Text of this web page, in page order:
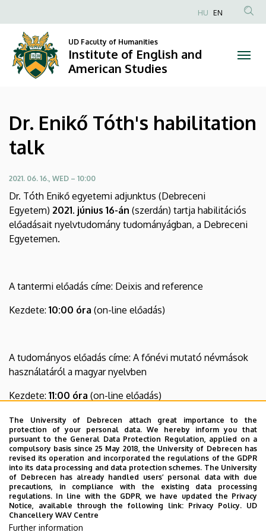
Enikő
Tóth's
habilitation
Institute
of
English
and
Studies
to
content
Anonim
fiók
HU EN
UD Faculty of Humanities
Institute of English and
American Studies
Dr. Enikő Tóth's habilitation
talk
2021. 06. 16., WED – 10:00
Dr. Tóth Enikő egyetemi adjunktus (Debreceni
Egyetem) 2021. június 16-án (szerdán) tartja habilitációs
előadásait nyelvtudomány tudományágban, a Debreceni
Egyetemen.
A tantermi előadás címe: Deixis and reference
Kezdete: 10:00 óra (on-line előadás)
A tudományos előadás címe: A főnévi mutató névmások
használatáról a magyar nyelvben
Kezdete: 11:00 óra (on-line előadás)
Az előadások nyilvánosak, minden érdeklődőt szívesen lát
a Bölcsészettudományi Tudományterületi Habilitációs
Bizottság.
Az előadásokon való részvétel feltétele az elektronikus
regisztráció, amely2021. június 16. 8:00-iglehetséges a
meghívóban található linken keresztül.
The University of Debrecen attach great importance to the
protection of your personal data. We hereby inform you that
pursuant to the General Data Protection Regulation, applied on a
compulsory basis since 25 May 2018, the University of Debrecen has
revised its operation and incorporated the regulations of the GDPR
into its data processing and data protection schemes. The University
of Debrecen has already handled users’ personal data with due
precautions, in compliance with the existing data processing
regulations. In line with the GDPR, we have updated the Privacy
Notice, available through the following link: Privacy Policy. UD
Chancellery WAV Centre
Further information